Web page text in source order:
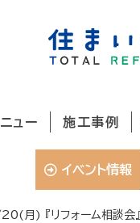
ュー 施工事例
イベント情報
月) 『リフォーム相談会